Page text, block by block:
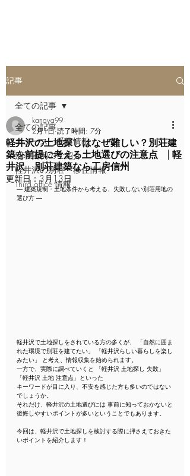
記事
全ての記事
ニュース・受賞情報
別荘実例のご紹介
軽井沢の別荘・移住情報
Third office 情報
全ての記事
軽井沢の土地探しはなぜ難しい？別荘建
築を前提に考える土地選びの注意点 | 軽
井沢 別荘建築なら工房信州
kanaya99
2月1日 読了時間: 7分
更新日： 3月13日
― 建築規制・土地条件から考える、失敗しない別荘用地の
選び方 ―
軽井沢で土地探しをされている方の多くが、 「自然に囲ま
れた環境で別荘を建てたい」 「軽井沢らしい暮らしを楽し
みたい」 と考え、情報収集を始められます。
一方で、実際に調べていくと 「軽井沢 土地探し 失敗」
「軽井沢 土地 注意点」といった
キーワードが目に入り、不安を感じた方も多いのではない
でしょうか。
それだけ、軽井沢の土地選びには 事前に知っておかないと
後悔しやすいポイントが多いということでもあります。
今回は、軽井沢で土地探しを検討する際に押さえておきた
いポイントを紹介します！